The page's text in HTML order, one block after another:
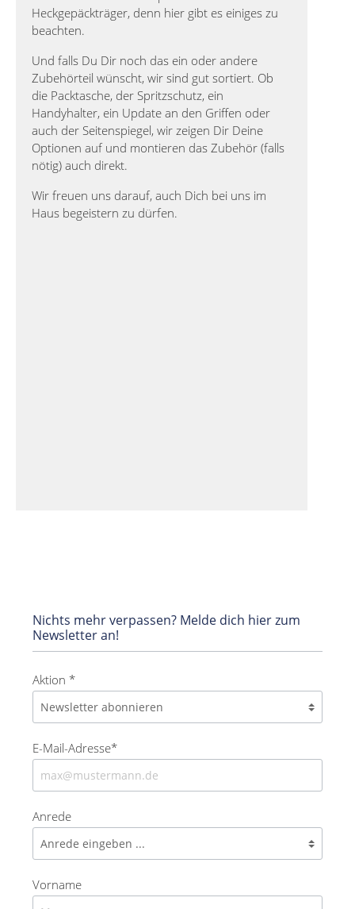
Heckgepäckträger, denn hier gibt es einiges zu
beachten.
Und falls Du Dir noch das ein oder andere
Zubehörteil wünscht, wir sind gut sortiert. Ob
die Packtasche, der Spritzschutz, ein
Handyhalter, ein Update an den Griffen oder
auch der Seitenspiegel, wir zeigen Dir Deine
Optionen auf und montieren das Zubehör (falls
nötig) auch direkt.
Wir freuen uns darauf, auch Dich bei uns im
Haus begeistern zu dürfen.
Nichts mehr verpassen? Melde dich hier zum
Newsletter an!
Aktion *
E-Mail-Adresse*
Anrede
Vorname